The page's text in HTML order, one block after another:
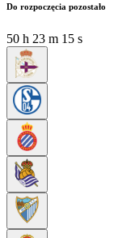
Do rozpoczęcia pozostało
50 h 23 m 15 s